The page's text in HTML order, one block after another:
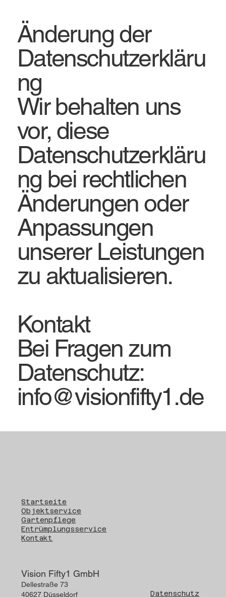
Änderung der
Datenschutzerkläru
ng
Wir behalten uns
vor, diese
Datenschutzerkläru
ng bei rechtlichen
Änderungen oder
Anpassungen
unserer Leistungen
zu aktualisieren.
Kontakt
Bei Fragen zum
Datenschutz:
info@visionfifty1.de
Startseite
Objektservice
Gartenpflege
Entrümplungsservice
Kontakt
Datenschutz
Vision Fifty1 GmbH
Dellestraße 73
40627 Düsseldorf